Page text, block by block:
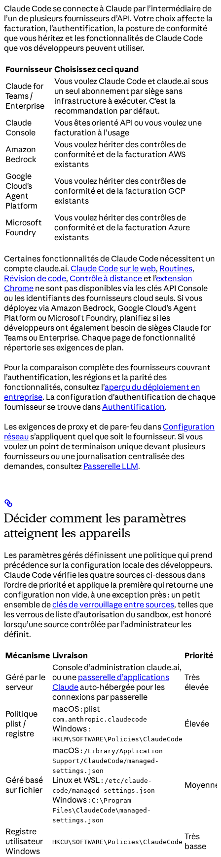
Claude Code se connecte à Claude par l’intermédiaire de
l’un de plusieurs fournisseurs d’API. Votre choix affecte la
facturation, l’authentification, la posture de conformité
que vous héritez et les fonctionnalités de Claude Code
que vos développeurs peuvent utiliser.
Fournisseur Choisissez ceci quand
Claude for
Teams /
Enterprise
Vous voulez Claude Code et claude.ai sous
un seul abonnement par siège sans
infrastructure à exécuter. C’est la
recommandation par défaut.
Claude
Console
Vous êtes orienté API ou vous voulez une
facturation à l’usage
Amazon
Bedrock
Vous voulez hériter des contrôles de
conformité et de la facturation AWS
existants
Google
Cloud’s
Agent
Platform
Vous voulez hériter des contrôles de
conformité et de la facturation GCP
existants
Microsoft
Foundry
Vous voulez hériter des contrôles de
conformité et de la facturation Azure
existants
Certaines fonctionnalités de Claude Code nécessitent un
compte claude.ai. Claude Code sur le web, Routines,
Révision de code, Contrôle à distanceet l’extension
Chrome ne sont pas disponibles via les clés API Console
ou les identifiants des fournisseurs cloud seuls. Si vous
déployez via Amazon Bedrock, Google Cloud’s Agent
Platform ou Microsoft Foundry, planifiez si les
développeurs ont également besoin de sièges Claude for
Teams ou Enterprise. Chaque page de fonctionnalité
répertorie ses exigences de plan.
Pour la comparaison complète des fournisseurs couvrant
l’authentification, les régions et la parité des
fonctionnalités, consultez l’aperçu du déploiement en
entreprise. La configuration d’authentification de chaque
fournisseur se trouve dansAuthentification.
Les exigences de proxy et de pare-feu dansConfiguration
réseaus’appliquent quel que soit le fournisseur. Si vous
voulez un point de terminaison unique devant plusieurs
fournisseurs ou une journalisation centralisée des
demandes, consultez Passerelle LLM.
Décider comment les paramètres
atteignent les appareils
Les paramètres gérés définissent une politique qui prend
précédence sur la configuration locale des développeurs.
Claude Code vérifie les quatre sources ci-dessous dans
l’ordre de priorité et applique la première qui retourne une
configuration non vide, à une exception près : un petit
ensemble declés de verrouillage entre sources, telles que
les verrous de liste d’autorisation du sandbox, est honoré
lorsqu’une source contrôlée par l’administrateur les
définit.
Mécanisme Livraison Priorité
Géré par le
serveur
Console d’administration claude.ai,
ou une passerelle d’applications
Claudeauto-hébergée pour les
connexions par passerelle
Très
élevée
Politique
plist /
registre
macOS : plist
com.anthropic.claudecode
Windows :
HKLM\SOFTWARE\Policies\ClaudeCode
Élevée
Géré basé
sur fichier
macOS : /Library/Application
Support/ClaudeCode/managed-
settings.json
Linux et WSL : /etc/claude-
code/managed-settings.json
Windows : C:\Program
Files\ClaudeCode\managed-
settings.json
Moyenne
Registre
utilisateur
Windows
HKCU\SOFTWARE\Policies\ClaudeCode
Très
basse